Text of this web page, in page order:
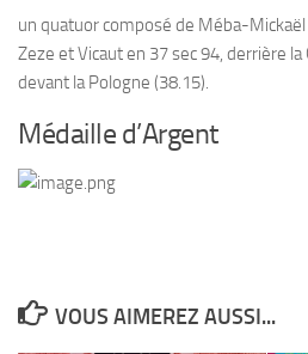
un quatuor composé de Méba-Mickaël
Zeze et Vicaut en 37 sec 94, derrière
devant la Pologne (38.15).
Médaille d’Argent
VOUS AIMEREZ AUSSI...